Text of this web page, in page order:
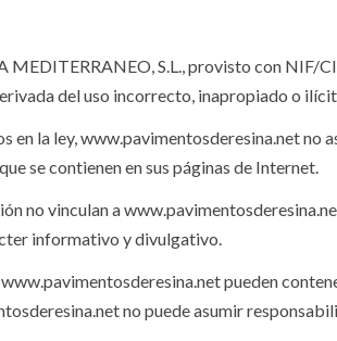
MEDITERRANEO, S.L., provisto con NIF/
del uso incorrecto, inapropiado o
en la ley, www.pavimentosderesina.net
se contienen en sus páginas de Internet.
no vinculan a
informativo y divulgativo.
pueden
no puede asumir